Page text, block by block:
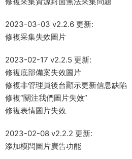
2023-03-03 v2.2.6 更新:
修複采集失效圖片
2023-02-17 v2.2.5 更新:
修複底部備案失效圖片
修複非管理員後台顯示更新信息缺陷
修複“關注我們圖片失效”
修複表情圖片失效
2023-02-08 v2.2.2 更新:
添加模闆圖片廣告功能